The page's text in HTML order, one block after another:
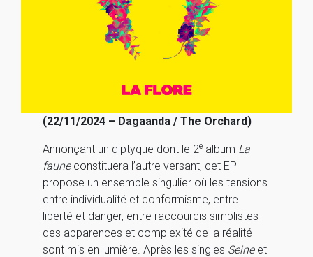
(22/11/2024 – Dagaanda / The Orchard)
Annonçant un diptyque dont le 2e album La
faune constituera l’autre versant, cet EP
propose un ensemble singulier où les tensions
entre individualité et conformisme, entre
liberté et danger, entre raccourcis simplistes
des apparences et complexité de la réalité
sont mis en lumière. Après les singles Seineet